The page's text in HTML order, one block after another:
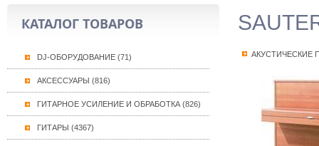
КАТАЛОГ ТОВАРОВ
DJ-ОБОРУДОВАНИЕ (71)
АКСЕССУАРЫ (816)
ГИТАРНОЕ УСИЛЕНИЕ И ОБРАБОТКА (826)
ГИТАРЫ (4367)
АКУСТИЧЕСКИЕ